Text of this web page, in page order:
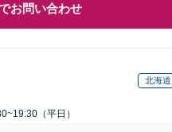
お問い合わせ
北海道
（平日）